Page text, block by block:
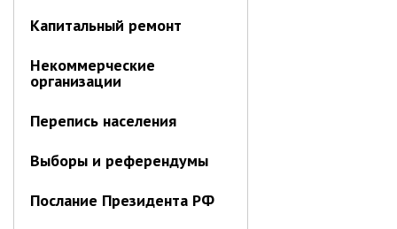
Капитальный ремонт
Некоммерческие
организации
Перепись населения
Выборы и референдумы
Послание Президента РФ